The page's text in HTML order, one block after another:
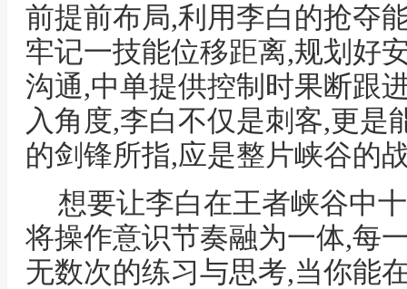
前提前布局,利用李白的抢夺
牢记一技能位移距离,规划好
沟通,中单提供控制时果断跟
入角度,李白不仅是刺客,更是
的剑锋所指,应是整片峡谷的
想要让李白在王者峡谷中
将操作意识节奏融为一体,每
无数次的练习与思考,当你能